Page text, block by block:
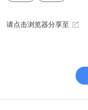
请点击浏览器分享至